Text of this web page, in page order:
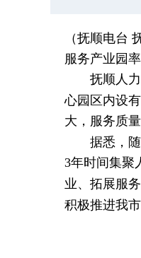
（抚顺电台
服务产业园
抚顺人力资
心园区内设
大，服务质量
据悉，
3年时间集聚
业、拓展服
积极推进我